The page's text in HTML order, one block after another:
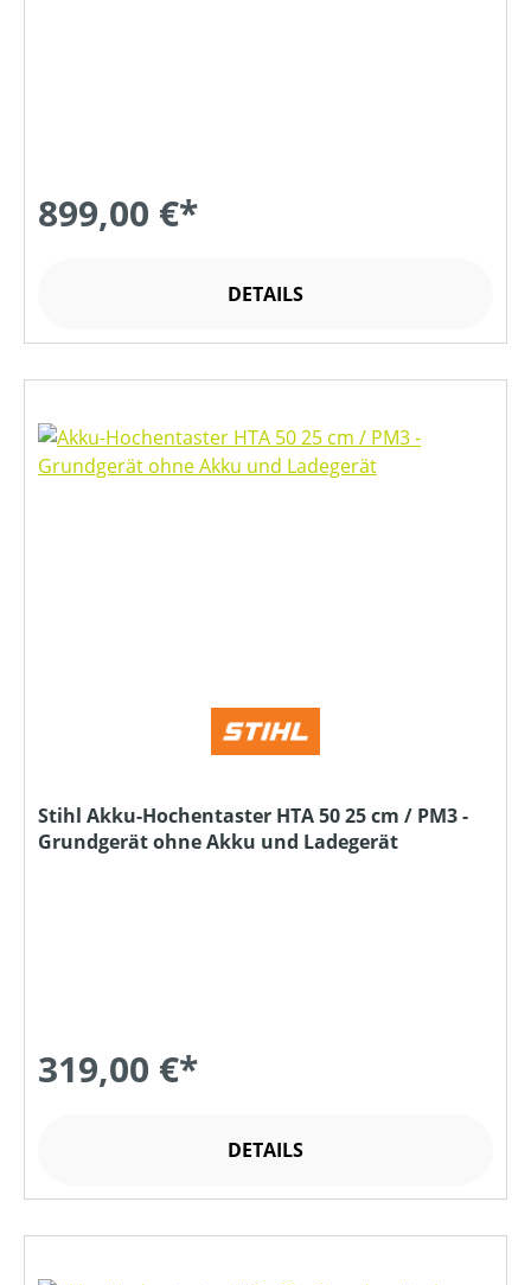
899,00 €*
DETAILS
Stihl Akku-Hochentaster HTA 50 25 cm / PM3 -
Grundgerät ohne Akku und Ladegerät
319,00 €*
DETAILS